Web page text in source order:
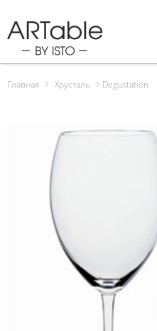
Главная Хрусталь Degustation